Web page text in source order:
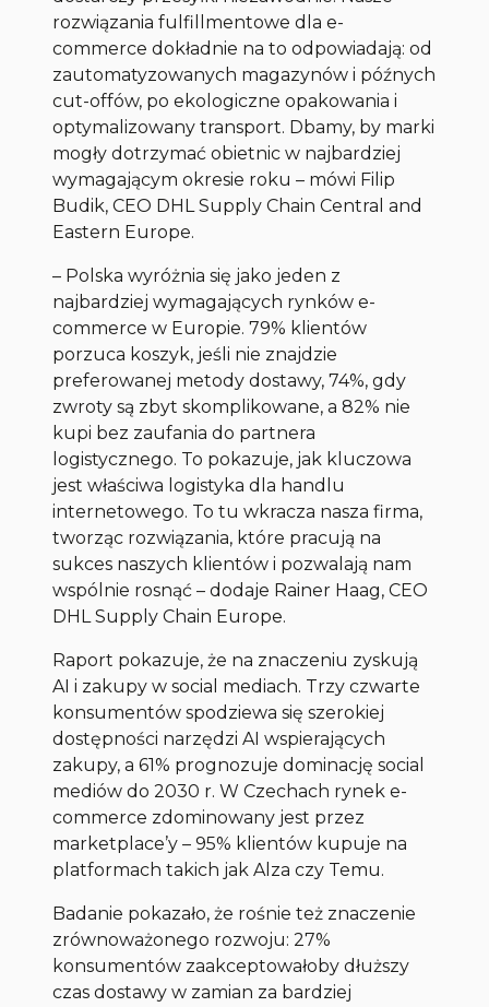
rozwiązania fulfillmentowe dla e-
commerce dokładnie na to odpowiadają: od
zautomatyzowanych magazynów i późnych
cut-offów, po ekologiczne opakowania i
optymalizowany transport. Dbamy, by marki
mogły dotrzymać obietnic w najbardziej
wymagającym okresie roku – mówi Filip
Budik, CEO DHL Supply Chain Central and
Eastern Europe.
– Polska wyróżnia się jako jeden z
najbardziej wymagających rynków e-
commerce w Europie. 79% klientów
porzuca koszyk, jeśli nie znajdzie
preferowanej metody dostawy, 74%, gdy
zwroty są zbyt skomplikowane, a 82% nie
kupi bez zaufania do partnera
logistycznego. To pokazuje, jak kluczowa
jest właściwa logistyka dla handlu
internetowego. To tu wkracza nasza firma,
tworząc rozwiązania, które pracują na
sukces naszych klientów i pozwalają nam
wspólnie rosnąć – dodaje Rainer Haag, CEO
DHL Supply Chain Europe.
Raport pokazuje, że na znaczeniu zyskują
AI i zakupy w social mediach. Trzy czwarte
konsumentów spodziewa się szerokiej
dostępności narzędzi AI wspierających
zakupy, a 61% prognozuje dominację social
mediów do 2030 r. W Czechach rynek e-
commerce zdominowany jest przez
marketplace’y – 95% klientów kupuje na
platformach takich jak Alza czy Temu.
Badanie pokazało, że rośnie też znaczenie
zrównoważonego rozwoju: 27%
konsumentów zaakceptowałoby dłuższy
czas dostawy w zamian za bardziej